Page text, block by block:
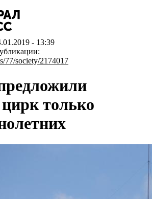
- 13:39
77/society/2174017
только